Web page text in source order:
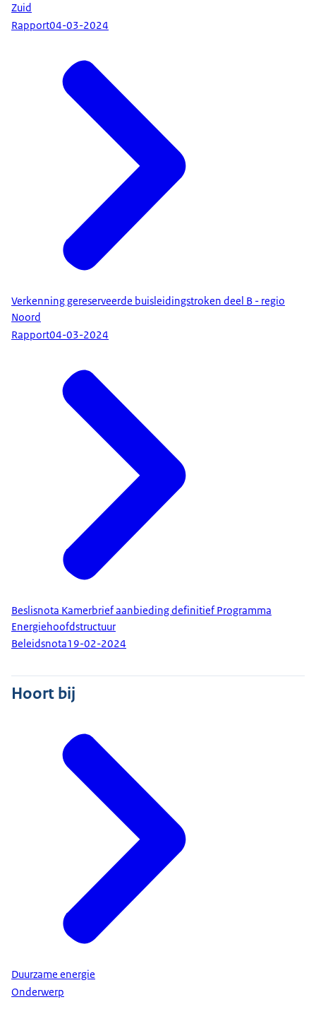
Zuid
Rapport04-03-2024
Verkenning gereserveerde buisleidingstroken deel B - regio
Noord
Rapport04-03-2024
Beslisnota Kamerbrief aanbieding definitief Programma
Energiehoofdstructuur
Beleidsnota19-02-2024
Hoort bij
Duurzame energie
Onderwerp